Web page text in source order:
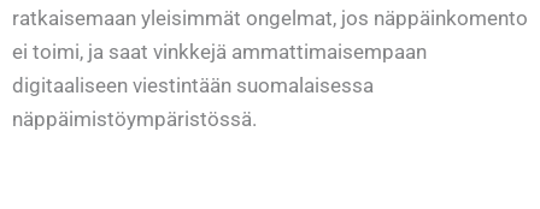
ratkaisemaan yleisimmät ongelmat, jos näppäinkomento
ei toimi, ja saat vinkkejä ammattimaisempaan
digitaaliseen viestintään suomalaisessa
näppäimistöympäristössä.